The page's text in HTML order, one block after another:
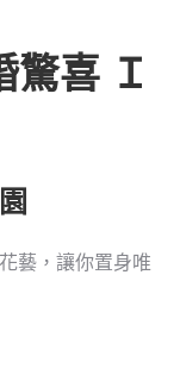
驚喜 Ｉ
藝，讓你置身唯